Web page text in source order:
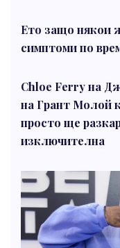
Ето защо някои
симптоми по
Chloe Ferry на
на Грант Молой
просто ще
изключителна